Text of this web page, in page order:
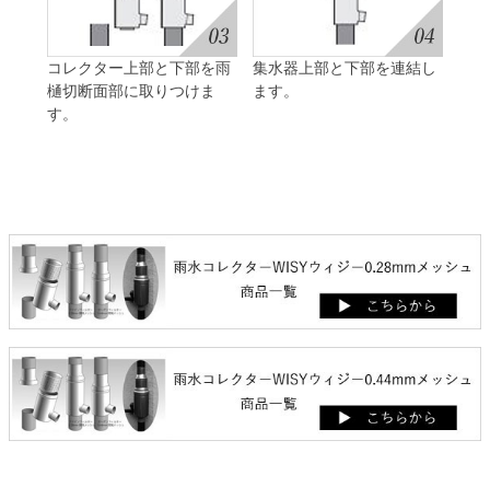
コレクター上部と下部を雨
樋切断面部に取りつけま
す。
集水器上部と下部を連結し
ます。